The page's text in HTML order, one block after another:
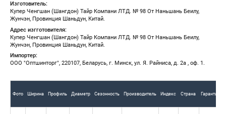
Изготовитель:
Купер Ченгшан (Шангдон) Тайр Компани ЛТД. № 98 От Наньшань Беилу,
Жунчэн, Провинция Шаньдун, Китай.
Адрес изгготовителя:
Купер Ченгшан (Шангдон) Тайр Компани ЛТД. № 98 От Наньшань Беилу,
Жунчэн, Провинция Шаньдун, Китай.
Импортер:
ООО "Оптшинторг", 220107, Беларусь, г. Минск, ул. Я. Райниса, д. 2а , оф. 1.
Фото Ширина Профиль Диаметр Сезонность Производитель Индекс Страна Гарантия